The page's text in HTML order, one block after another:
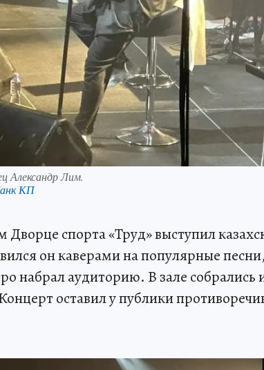
Александр Лим.
КП
Дворце спорта «Труд» выступил
он каверами на популярные
набрал аудиторию. В зале собрались
оставил у публики